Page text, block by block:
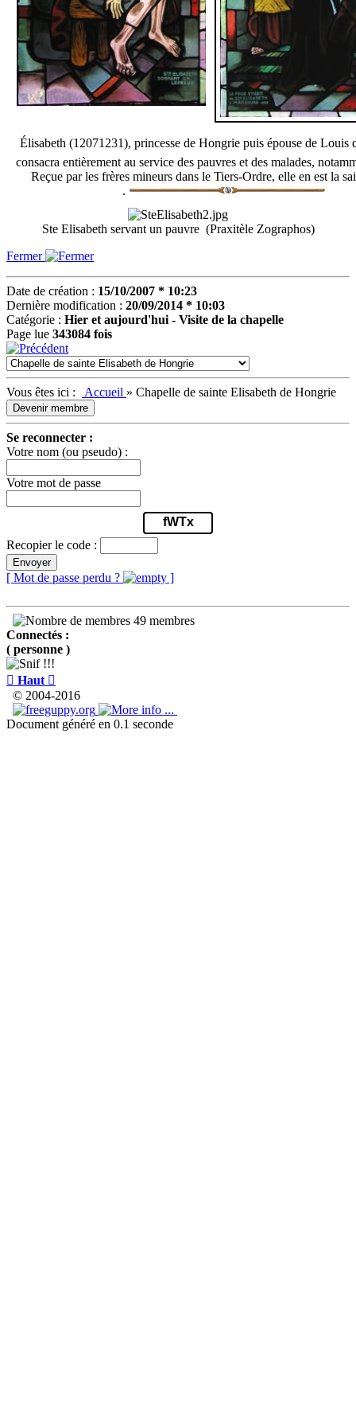
Élisabeth (12071231), princesse de Hongrie puis épouse de Louis
consacra entièrement au service des pauvres et des malades,
Reçue par les frères mineurs dans le Tiers-Ordre, elle en est la
.
Ste Elisabeth servant un pauvre (Praxitèle Zographos)
Fermer
Date de création : 15/10/2007 * 10:23
Dernière modification : 20/09/2014 * 10:03
Catégorie : Hier et aujourd'hui - Visite de la chapelle
Page lue 343084 fois
Vous êtes ici : Accueil » Chapelle de sainte Elisabeth de Hongrie
Devenir membre
Se reconnecter :
Votre nom (ou pseudo) :
Votre mot de passe
fWTx
Recopier le code :
Envoyer
[ Mot de passe perdu ? ]
49 membres
Connectés :
( personne )
 Haut 
© 2004-2016
Document généré en 0.1 seconde